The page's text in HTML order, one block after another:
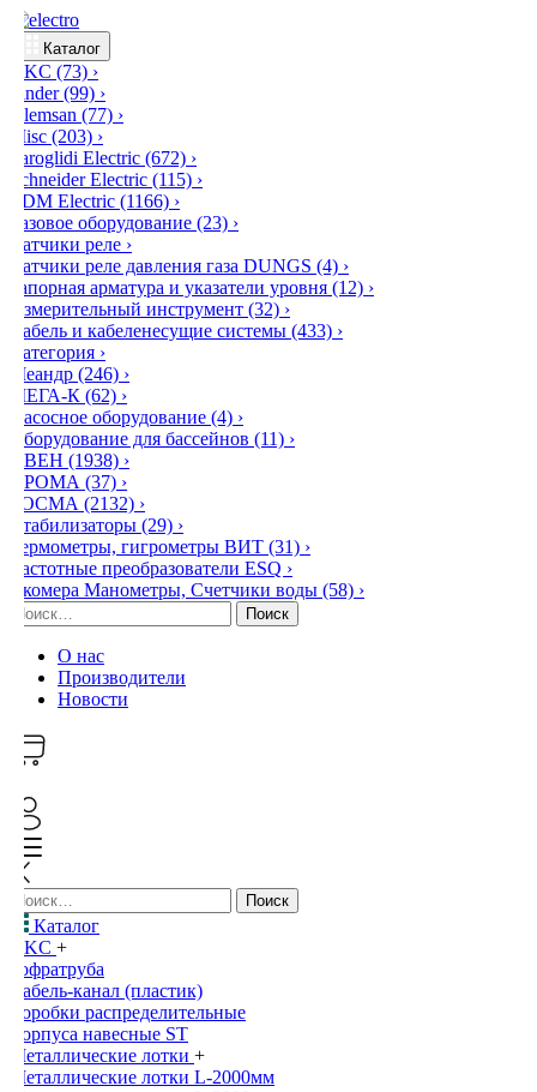
Каталог
DKC (73) ›
Finder(99) ›
Klemsan (77) ›
Misc (203) ›
Saroglidi Electric (672) ›
Schneider Electric (115) ›
TDM Electric (1166) ›
Газовое оборудование (23) ›
Датчики реле ›
Датчики реле давления газа DUNGS (4) ›
Запорная арматура и указатели уровня (12) ›
Измерительный инструмент (32) ›
Кабель и кабеленесущие системы (433) ›
Категория ›
Меандр (246) ›
МЕГА-К (62) ›
Насосное оборудование (4) ›
Оборудование для бассейнов (11) ›
ОВЕН (1938) ›
ПРОМА (37) ›
РОСМА (2132) ›
Стабилизаторы (29) ›
Термометры, гигрометры ВИТ (31) ›
Частотные преобразователи ESQ ›
Экомера Манометры, Счетчики воды (58) ›
Найти:
О нас
Производители
Новости
Найти:
Каталог
DKC +
Гофратруба
Кабель-канал (пластик)
Коробки распределительные
Корпуса навесные ST
Металлические лотки +
Металлические лотки L-2000мм